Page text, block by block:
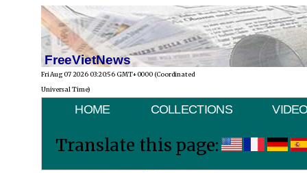
FreeVietNews
Fri Aug 07 2026 03:20:56 GMT+0000 (Coordinated
Universal Time)
HOME COLLECTIONS
Translate this page: